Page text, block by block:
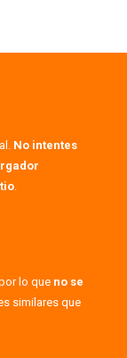
No intentes
.
lo que no se
similares que